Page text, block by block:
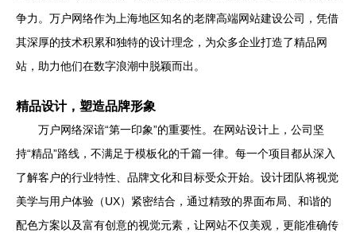
争力。万户网络作为上海地区知名的老牌高端网站建设公司，凭借
其深厚的技术积累和独特的设计理念，为众多企业打造了精品网
站，助力他们在数字浪潮中脱颖而出。
精品设计，塑造品牌形象
万户网络深谙“第一印象”的重要性。在网站设计上，公司坚
持“精品”路线，不满足于模板化的千篇一律。每一个项目都从深入
了解客户的行业特性、品牌文化和目标受众开始。设计团队将视觉
美学与用户体验（UX）紧密结合，通过精致的界面布局、和谐的
配色方案以及富有创意的视觉元素，让网站不仅美观，更能准确传